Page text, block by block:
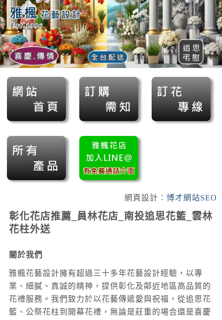
網頁設計︰ 博才網站SEO
彰化花店推薦_員林花店_南投追思花籃_雲林
花柱外送
關於我們
雅楓花藝設計擁有超過三十多年花藝設計經驗，以專
業、細膩、真誠的精神，提供彰化及鄰近地區高品質的
花禮服務。我們致力於以花藝傳遞愛與祝福，從追思花
籃、公祭花柱到開幕花禮，無論是莊重的場合還是喜慶